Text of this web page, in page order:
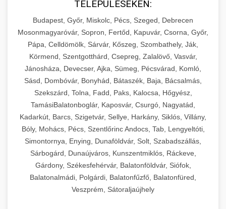
TELEPÜLÉSEKEN:
Budapest, Győr, Miskolc, Pécs, Szeged, Debrecen
Mosonmagyaróvár, Sopron, Fertőd, Kapuvár, Csorna, Győr,
Pápa, Celldömölk, Sárvár, Kőszeg, Szombathely, Ják,
Körmend, Szentgotthárd, Csepreg, Zalalövő, Vasvár,
Jánosháza, Devecser, Ajka, Sümeg, Pécsvárad, Komló,
Sásd, Dombóvár, Bonyhád, Bátaszék, Baja, Bácsalmás,
Szekszárd, Tolna, Fadd, Paks, Kalocsa, Hőgyész,
TamásiBalatonboglár, Kaposvár, Csurgó, Nagyatád,
Kadarkút, Barcs, Szigetvár, Sellye, Harkány, Siklós, Villány,
Bóly, Mohács, Pécs, Szentlőrinc Andocs, Tab, Lengyeltóti,
Simontornya, Enying, Dunaföldvár, Solt, Szabadszállás,
Sárbogárd, Dunaújváros, Kunszentmiklós, Ráckeve,
Gárdony, Székesfehérvár, Balatonföldvár, Siófok,
Balatonalmádi, Polgárdi, Balatonfűzfő, Balatonfüred,
Veszprém, Sátoraljaújhely